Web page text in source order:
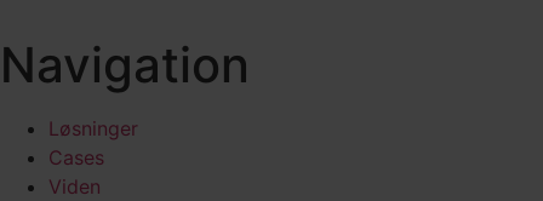
Navigation
Løsninger
Cases
Viden